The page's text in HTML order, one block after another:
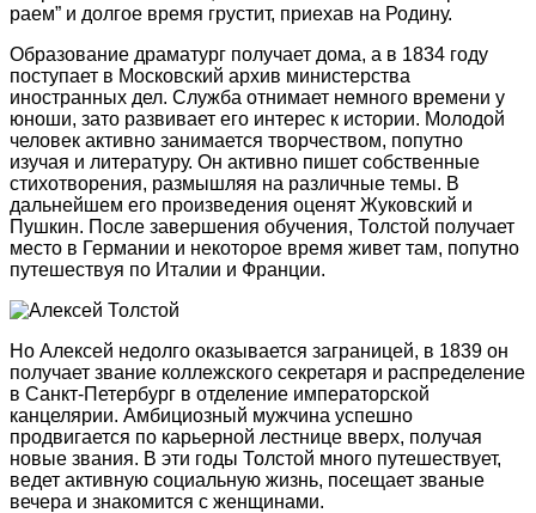
раем” и долгое время грустит, приехав на Родину.
Образование драматург получает дома, а в 1834 году
поступает в Московский архив министерства
иностранных дел. Служба отнимает немного времени у
юноши, зато развивает его интерес к истории. Молодой
человек активно занимается творчеством, попутно
изучая и литературу. Он активно пишет собственные
стихотворения, размышляя на различные темы. В
дальнейшем его произведения оценят Жуковский и
Пушкин. После завершения обучения, Толстой получает
место в Германии и некоторое время живет там, попутно
путешествуя по Италии и Франции.
Но Алексей недолго оказывается заграницей, в 1839 он
получает звание коллежского секретаря и распределение
в Санкт-Петербург в отделение императорской
канцелярии. Амбициозный мужчина успешно
продвигается по карьерной лестнице вверх, получая
новые звания. В эти годы Толстой много путешествует,
ведет активную социальную жизнь, посещает званые
вечера и знакомится с женщинами.